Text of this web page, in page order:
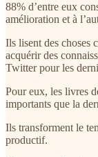
88% d’entre eux
amélioration et à
Ils lisent des choses
acquérir des
Twitter pour les
Pour eux, les livres
importants que la
Ils transforment le
productif.